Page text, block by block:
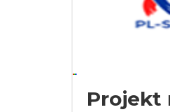
Projekt